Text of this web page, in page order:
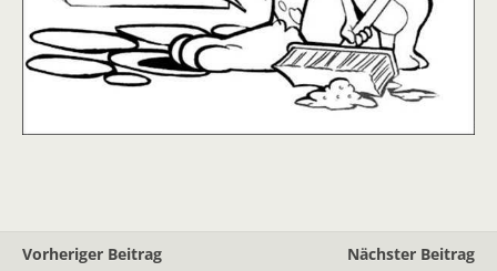
Vorheriger Beitrag
Nächster Beitrag